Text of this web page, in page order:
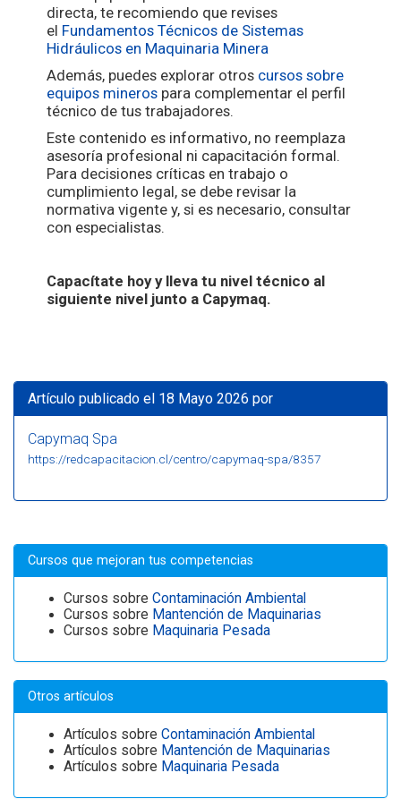
directa, te recomiendo que revises
el Fundamentos Técnicos de Sistemas
Hidráulicos en Maquinaria Minera
Además, puedes explorar otros cursos sobre
equipos mineros para complementar el perfil
técnico de tus trabajadores.
Este contenido es informativo, no reemplaza
asesoría profesional ni capacitación formal.
Para decisiones críticas en trabajo o
cumplimiento legal, se debe revisar la
normativa vigente y, si es necesario, consultar
con especialistas.
Capacítate hoy y lleva tu nivel técnico al
siguiente nivel junto a Capymaq.
Artículo publicado el 18 Mayo 2026 por
Capymaq Spa
https://redcapacitacion.cl/centro/capymaq-spa/8357
Cursos que mejoran tus competencias
Cursos sobre Contaminación Ambiental
Cursos sobre Mantención de Maquinarias
Cursos sobre Maquinaria Pesada
Otros artículos
Artículos sobre Contaminación Ambiental
Artículos sobre Mantención de Maquinarias
Artículos sobre Maquinaria Pesada